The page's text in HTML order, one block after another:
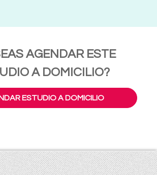
AGENDAR ESTE
A DOMICILIO?
ESTUDIO A DOMICILIO